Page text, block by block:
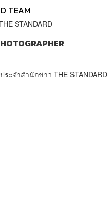
TEAM
STANDARD
ะจำสำนักข่าว THE STANDARD